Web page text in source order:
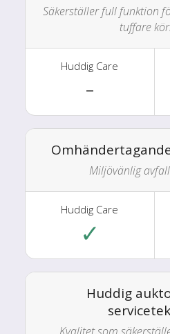
Säkerställer full funktion
tuffare
–
Miljövänlig
✓
Huddig
Kvalitet som